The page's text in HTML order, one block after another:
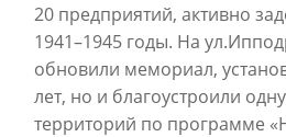
20 предприятий, активно
1941–1945 годы. На
обновили мемориал,
лет, но и благоустроили
территорий по программе